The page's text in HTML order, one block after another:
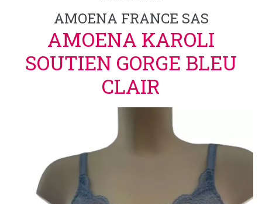
AMOENA FRANCE SAS
AMOENA KAROLI
SOUTIEN GORGE BLEU
CLAIR